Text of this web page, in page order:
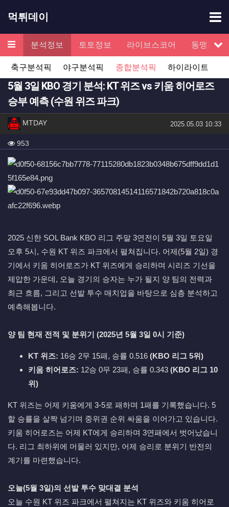
먹튀데이
메뉴
증 분석정보 토토정보 라이브스코어
동맹제휴
축구분석픽
야구분석픽 종합분석픽 하이라이트
5월 3일 KBO 경기 분석: KT 위즈 vs 키움 히어로즈
승부 예측 (수원 위즈 파크)
작성자 정보
MTDAY작성 작성일
2025.05.03 10:33
컨텐츠 정보
953
본문
2025 신한 SOL Bank KBO 리그 주말 3연전이 5월 3일 토요일
오후 5시, 수원 KT 위즈 파크에서 펼쳐집니다. 어제(5월 2일) 경
기에서 키움 히어로즈가 KT 위즈에게 승리하며 시리즈 기선을
제압한 가운데, 오늘 경기의 승자는 누가 될지 양 팀의 전력과
최근 흐름, 그리고 선발 투수 매치업을 바탕으로 심층 분석하고
예측해봅니다.
양 팀 현재 전적 및 분위기 (2025년 5월 3일 0시 기준)
KT 위즈: 16승 2무 15패, 승률 0.516 (KBO 리그 5위)
키움 히어로즈: 12승 0무 23패, 승률 0.343 (KBO 리그 10
위)
KT 위즈는 어제 키움에게 3-5로 패하며 1패를 기록했습니다. 5
할 승률을 살짝 넘기며 중위권 순위 싸움을 이어가고 있습니다.
키움 히어로즈는 어제 KT에게 승리하며 3연패에서 벗어났습니
다. 리그 최하위에 머물러 있지만, 어제 승리로 분위기 반전의
계기를 마련했습니다.
오늘(5월 3일)의 선발 투수 맞대결 분석
오늘 수원 KT 위즈 파크에서 펼쳐지는 KT 위즈와 키움 히어로